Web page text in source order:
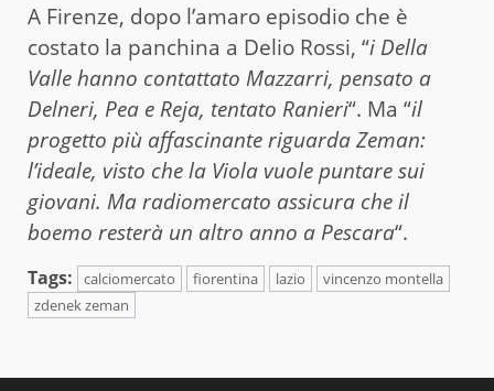
A Firenze, dopo l’amaro episodio che è
costato la panchina a Delio Rossi, “i Della
Valle hanno contattato Mazzarri, pensato a
Delneri, Pea e Reja, tentato Ranieri“. Ma “il
progetto più affascinante riguarda Zeman:
l’ideale, visto che la Viola vuole puntare sui
giovani. Ma radiomercato assicura che il
boemo resterà un altro anno a Pescara“.
Tags: calciomercato fiorentina lazio
vincenzo montella
zdenek zeman